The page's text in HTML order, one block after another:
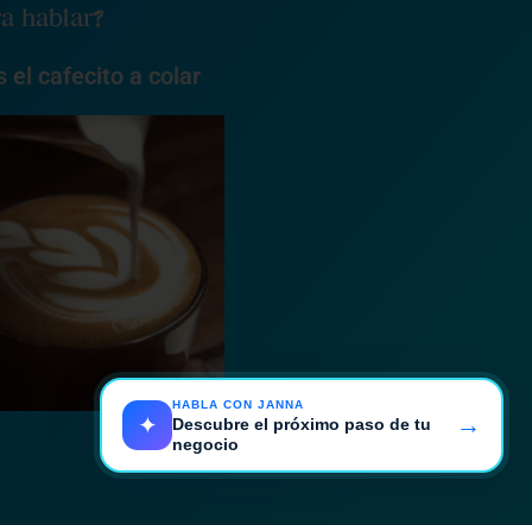
hablar?
el cafecito a colar
✦
HABLA CON JANNA
Descubre el próximo paso de tu
negocio
→